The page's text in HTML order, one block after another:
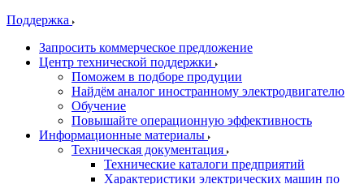
Поддержка
Запросить коммерческое предложение
Центр технической поддержки
Поможем в подборе продуции
Найдём аналог иностранному электродвигателю
Обучение
Повышайте операционную эффективность
Информационные материалы
Техническая документация
Технические каталоги предприятий
Характеристики электрических машин по